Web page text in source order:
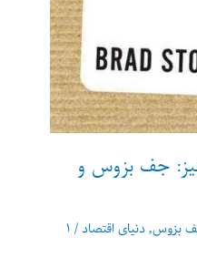
جف بزوس و
بزوس,دنیای اقتصاد/ ۱